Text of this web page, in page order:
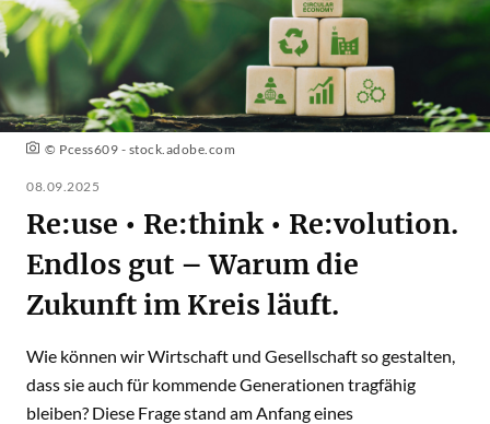
© Pcess609 - stock.adobe.com
08.09.2025
Re:use • Re:think • Re:volution.
Endlos gut – Warum die
Zukunft im Kreis läuft.
Wie können wir Wirtschaft und Gesellschaft so gestalten,
dass sie auch für kommende Generationen tragfähig
bleiben? Diese Frage stand am Anfang eines